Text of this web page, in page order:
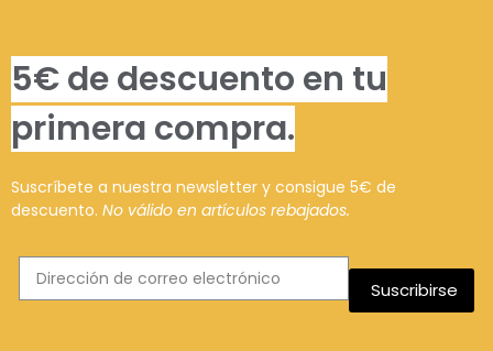
5€ de descuento en tu
primera compra.
Suscríbete a nuestra newsletter y consigue 5€ de
descuento. No válido en artículos rebajados.
Suscribirse